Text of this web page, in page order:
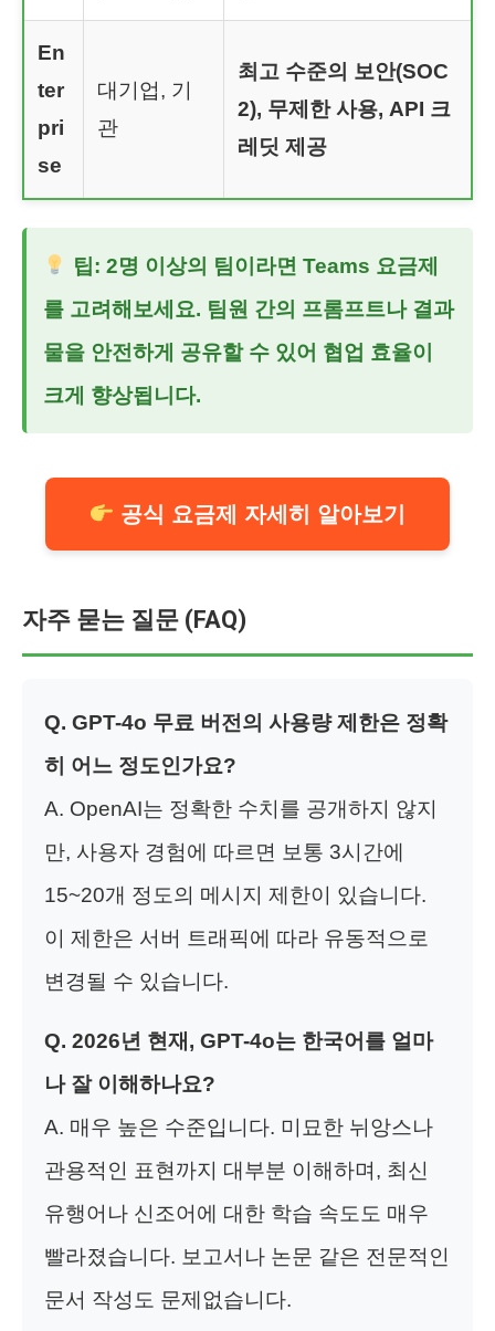
En
ter
pri
se
대기업, 기
관
최고 수준의 보안(SOC
2), 무제한 사용, API 크
레딧 제공
팁: 2명 이상의 팀이라면 Teams 요금제
를 고려해보세요. 팀원 간의 프롬프트나 결과
물을 안전하게 공유할 수 있어 협업 효율이
크게 향상됩니다.
공식 요금제 자세히 알아보기
자주 묻는 질문 (FAQ)
Q. GPT-4o 무료 버전의 사용량 제한은 정확
히 어느 정도인가요?
A. OpenAI는 정확한 수치를 공개하지 않지
만, 사용자 경험에 따르면 보통 3시간에
15~20개 정도의 메시지 제한이 있습니다.
이 제한은 서버 트래픽에 따라 유동적으로
변경될 수 있습니다.
Q. 2026년 현재, GPT-4o는 한국어를 얼마
나 잘 이해하나요?
A. 매우 높은 수준입니다. 미묘한 뉘앙스나
관용적인 표현까지 대부분 이해하며, 최신
유행어나 신조어에 대한 학습 속도도 매우
빨라졌습니다. 보고서나 논문 같은 전문적인
문서 작성도 문제없습니다.